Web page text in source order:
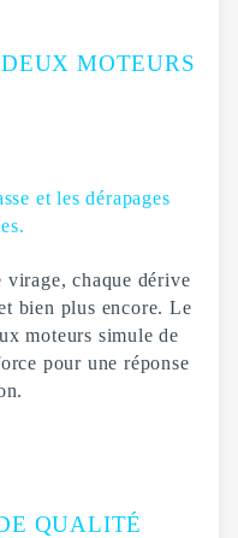
MOTEURS
et les dérapages
virage, chaque dérive
bien plus encore. Le
moteurs simule de
pour une réponse
QUALITÉ